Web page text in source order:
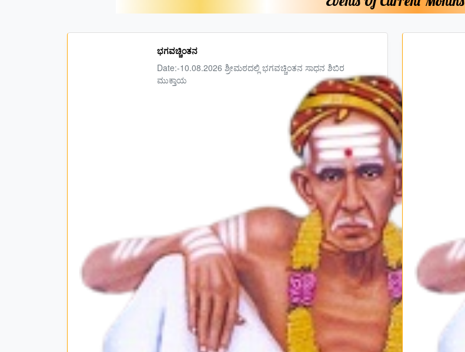
ಭಗವಚ್ಚಿಂತನ
Date:-10.08.2026 ಶ್ರೀಮಠದಲ್ಲಿ ಭಗವಚ್ಚಿಂತನ ಸಾಧನ ಶಿಬಿರ
ಮುಕ್ತಾಯ